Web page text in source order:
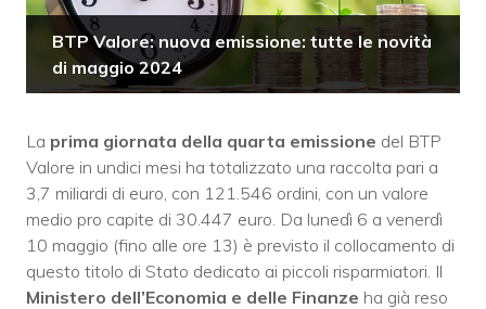
BTP Valore: nuova emissione: tutte le novità
di maggio 2024
La prima giornata della quarta emissione del BTP
Valore in undici mesi ha totalizzato una raccolta pari a
3,7 miliardi di euro, con 121.546 ordini, con un valore
medio pro capite di 30.447 euro. Da lunedì 6 a venerdì
10 maggio (fino alle ore 13) è previsto il collocamento di
questo titolo di Stato dedicato ai piccoli risparmiatori. Il
Ministero dell’Economia e delle Finanze ha già reso